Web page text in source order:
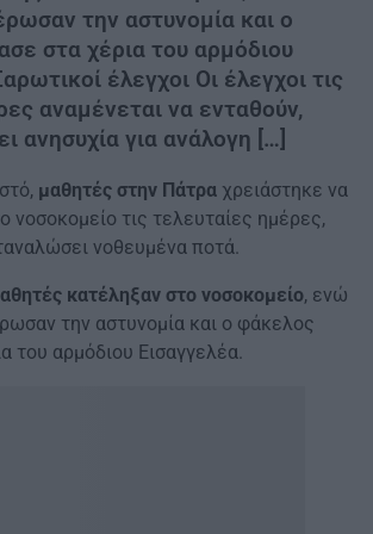
την αστυνομία και ο
στα χέρια του αρμόδιου
έλεγχοι Οι έλεγχοι τις
αναμένεται να ενταθούν,
ανησυχία για ανάλογη […]
μαθητές στην Πάτρα χρειάστηκε να
νοσοκομείο τις τελευταίες ημέρες,
νοθευμένα ποτά.
κατέληξαν στο νοσοκομείο, ενώ
την αστυνομία και ο φάκελος
του αρμόδιου Εισαγγελέα.